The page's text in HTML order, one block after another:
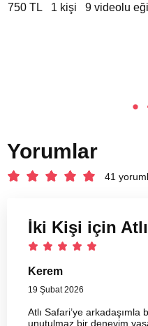
750 TL 1 kişi 9 videolu
Yorumlar
41
İki Kişi için
Kerem
19 Şubat 2026
Atlı Safari’ye arkadaşımla
unutulmaz bir deneyim